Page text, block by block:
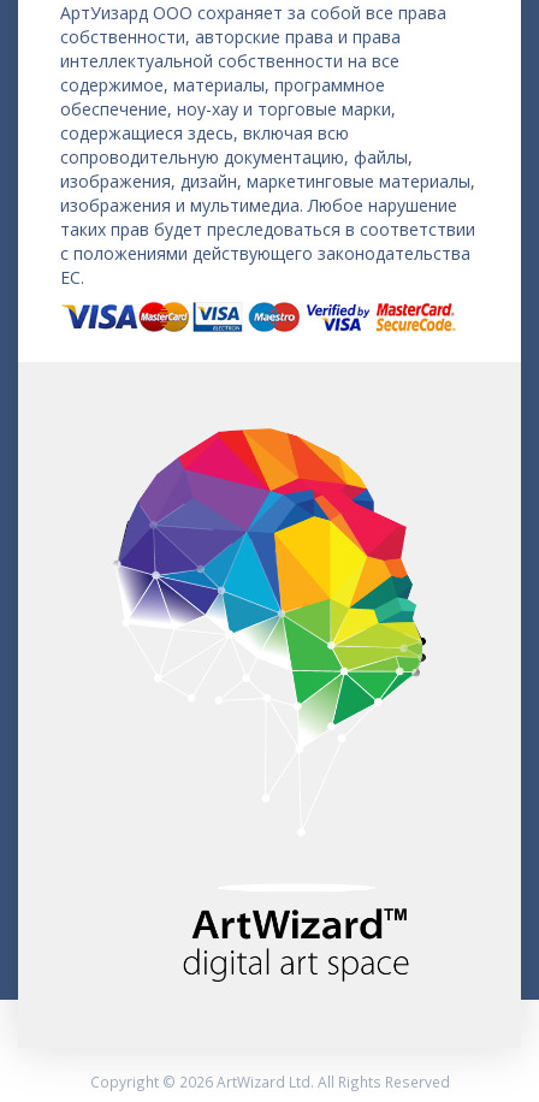
АртУизард ООО сохраняет за собой все права
собственности, авторские права и права
интеллектуальной собственности на все
содержимое, материалы, программное
обеспечение, ноу-хау и торговые марки,
содержащиеся здесь, включая всю
сопроводительную документацию, файлы,
изображения, дизайн, маркетинговые материалы,
изображения и мультимедиа. Любое нарушение
таких прав будет преследоваться в соответствии
с положениями действующего законодательства
ЕС.
Copyright © 2026 ArtWizard Ltd. All Rights Reserved